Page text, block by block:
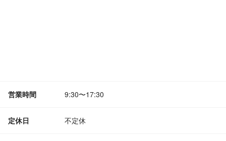
営業時間 9:30〜17:30
定休日 不定休